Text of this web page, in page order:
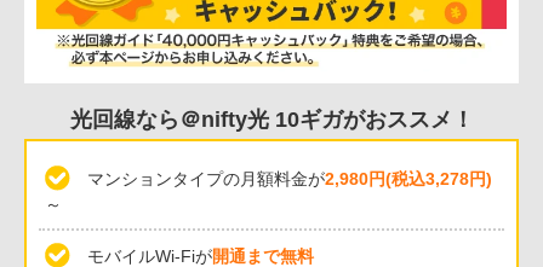
光回線なら＠nifty光 10ギガがおススメ！
マンションタイプの月額料金が2,980円(税込3,278円)
～
モバイルWi-Fiが開通まで無料